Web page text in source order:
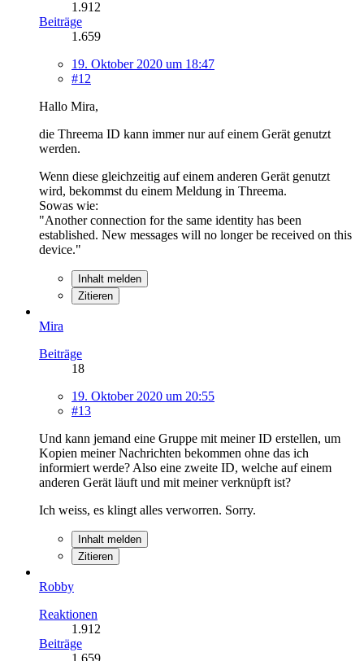
1.912
Beiträge
1.659
19. Oktober 2020 um 18:47
#12
Hallo Mira,
die Threema ID kann immer nur auf einem Gerät genutzt
werden.
Wenn diese gleichzeitig auf einem anderen Gerät genutzt
wird, bekommst du einem Meldung in Threema.
Sowas wie:
"Another connection for the same identity has been
established. New messages will no longer be received on this
device."
Inhalt melden
Zitieren
Mira
Beiträge
18
19. Oktober 2020 um 20:55
#13
Und kann jemand eine Gruppe mit meiner ID erstellen, um
Kopien meiner Nachrichten bekommen ohne das ich
informiert werde? Also eine zweite ID, welche auf einem
anderen Gerät läuft und mit meiner verknüpft ist?
Ich weiss, es klingt alles verworren. Sorry.
Inhalt melden
Zitieren
Robby
Reaktionen
1.912
Beiträge
1.659